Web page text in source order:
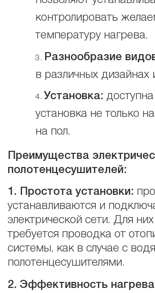
контролировать
температуру нагрева.
Разнообразие
в различных дизайнах
Установка:
установка не только
на пол.
Преимущества
полотенцесушителей:
1. Простота установки:
устанавливаются и
электрической сети. Для
требуется проводка от
системы, как в случае с
полотенцесушителями.
2. Эффективность